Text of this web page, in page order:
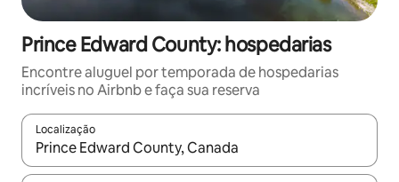
Prince Edward County: hospedarias
Encontre aluguel por temporada de hospedarias
incríveis no Airbnb e faça sua reserva
Localização
Quando os resultados estiverem disponíveis, explore-os